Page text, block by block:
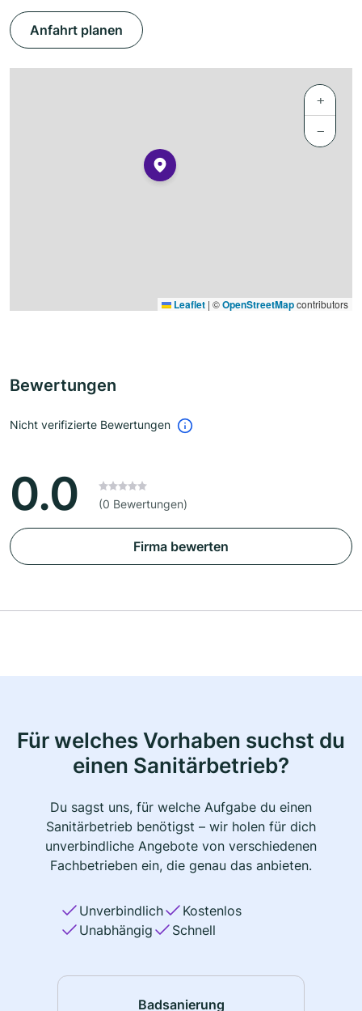
Anfahrt planen
+
−
Leaflet | ©OpenStreetMapcontributors
Bewertungen
Nicht verifizierte Bewertungen
0.0 (0 Bewertungen)
Firma bewerten
Für welches Vorhaben suchst du
einen Sanitärbetrieb?
Du sagst uns, für welche Aufgabe du einen
Sanitärbetrieb benötigst – wir holen für dich
unverbindliche Angebote von verschiedenen
Fachbetrieben ein, die genau das anbieten.
Unverbindlich
Kostenlos
Unabhängig
Schnell
Badsanierung